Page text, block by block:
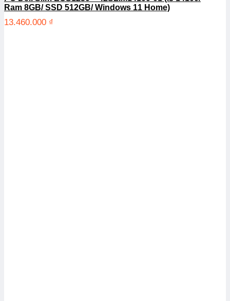
Ram 8GB/ SSD 512GB/ Windows 11 Home)
13.460.000 ₫